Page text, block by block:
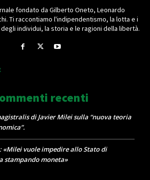
fondato da Gilberto Oneto, Leonardo
Ti raccontiamo l'indipendentismo, la lotta e i
individui, la storia e le ragioni della libertà.
recenti
di Javier Milei sulla “nuova teoria
«Milei vuole impedire allo Stato di
stampando moneta»